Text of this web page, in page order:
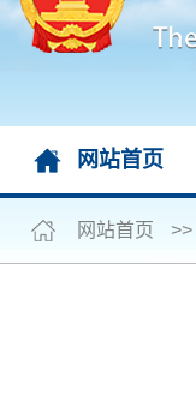
网站首页
网站首页 >>